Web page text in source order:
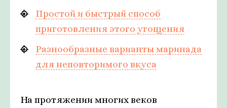
Простой и быстрый способ
приготовления этого угощения
Разнообразные варианты маринада
для неповторимого вкуса
На протяжении многих веков